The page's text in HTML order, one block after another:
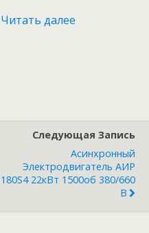
Читать далее
Следующая Запись
Асинхронный
Электродвигатель АИР
180S4 22кВт 1500об 380/660
В